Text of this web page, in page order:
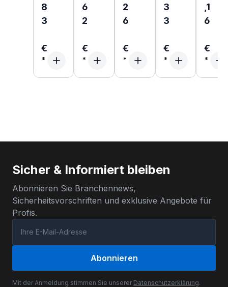
8
3
€
6
2
€
2
6
€
3
3
€
,1
6
€
Sicher & Informiert bleiben
Abonnieren Sie Branchennews,
Sicherheitsvorschriften und exklusive Angebote für
Profis.
Abonnieren
Mit der Anmeldung stimmen Sie unserer Datenschutzerklärung.